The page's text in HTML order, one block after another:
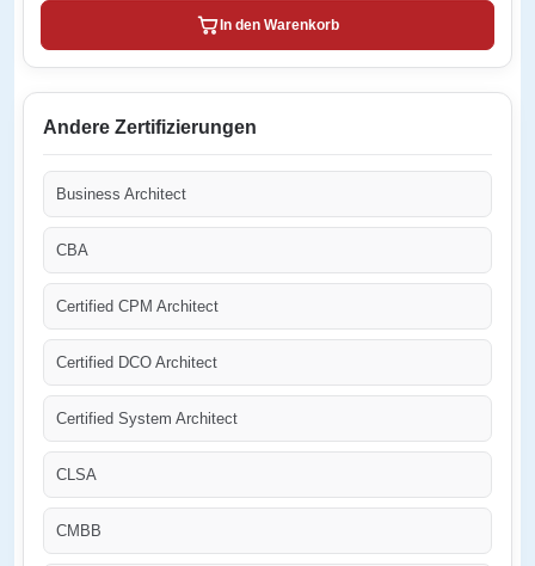
In den Warenkorb
Andere Zertifizierungen
Business Architect
CBA
Certified CPM Architect
Certified DCO Architect
Certified System Architect
CLSA
CMBB